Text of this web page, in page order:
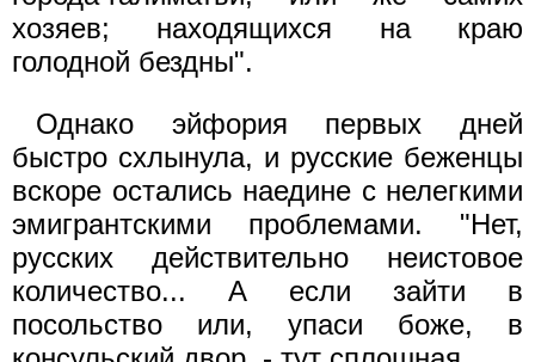
хозяев; находящихся на краю
голодной бездны".
Однако эйфория первых дней
быстро схлынула, и русские беженцы
вскоре остались наедине с нелегкими
эмигрантскими проблемами. "Нет,
русских действительно неистовое
количество... А если зайти в
посольство или, упаси боже, в